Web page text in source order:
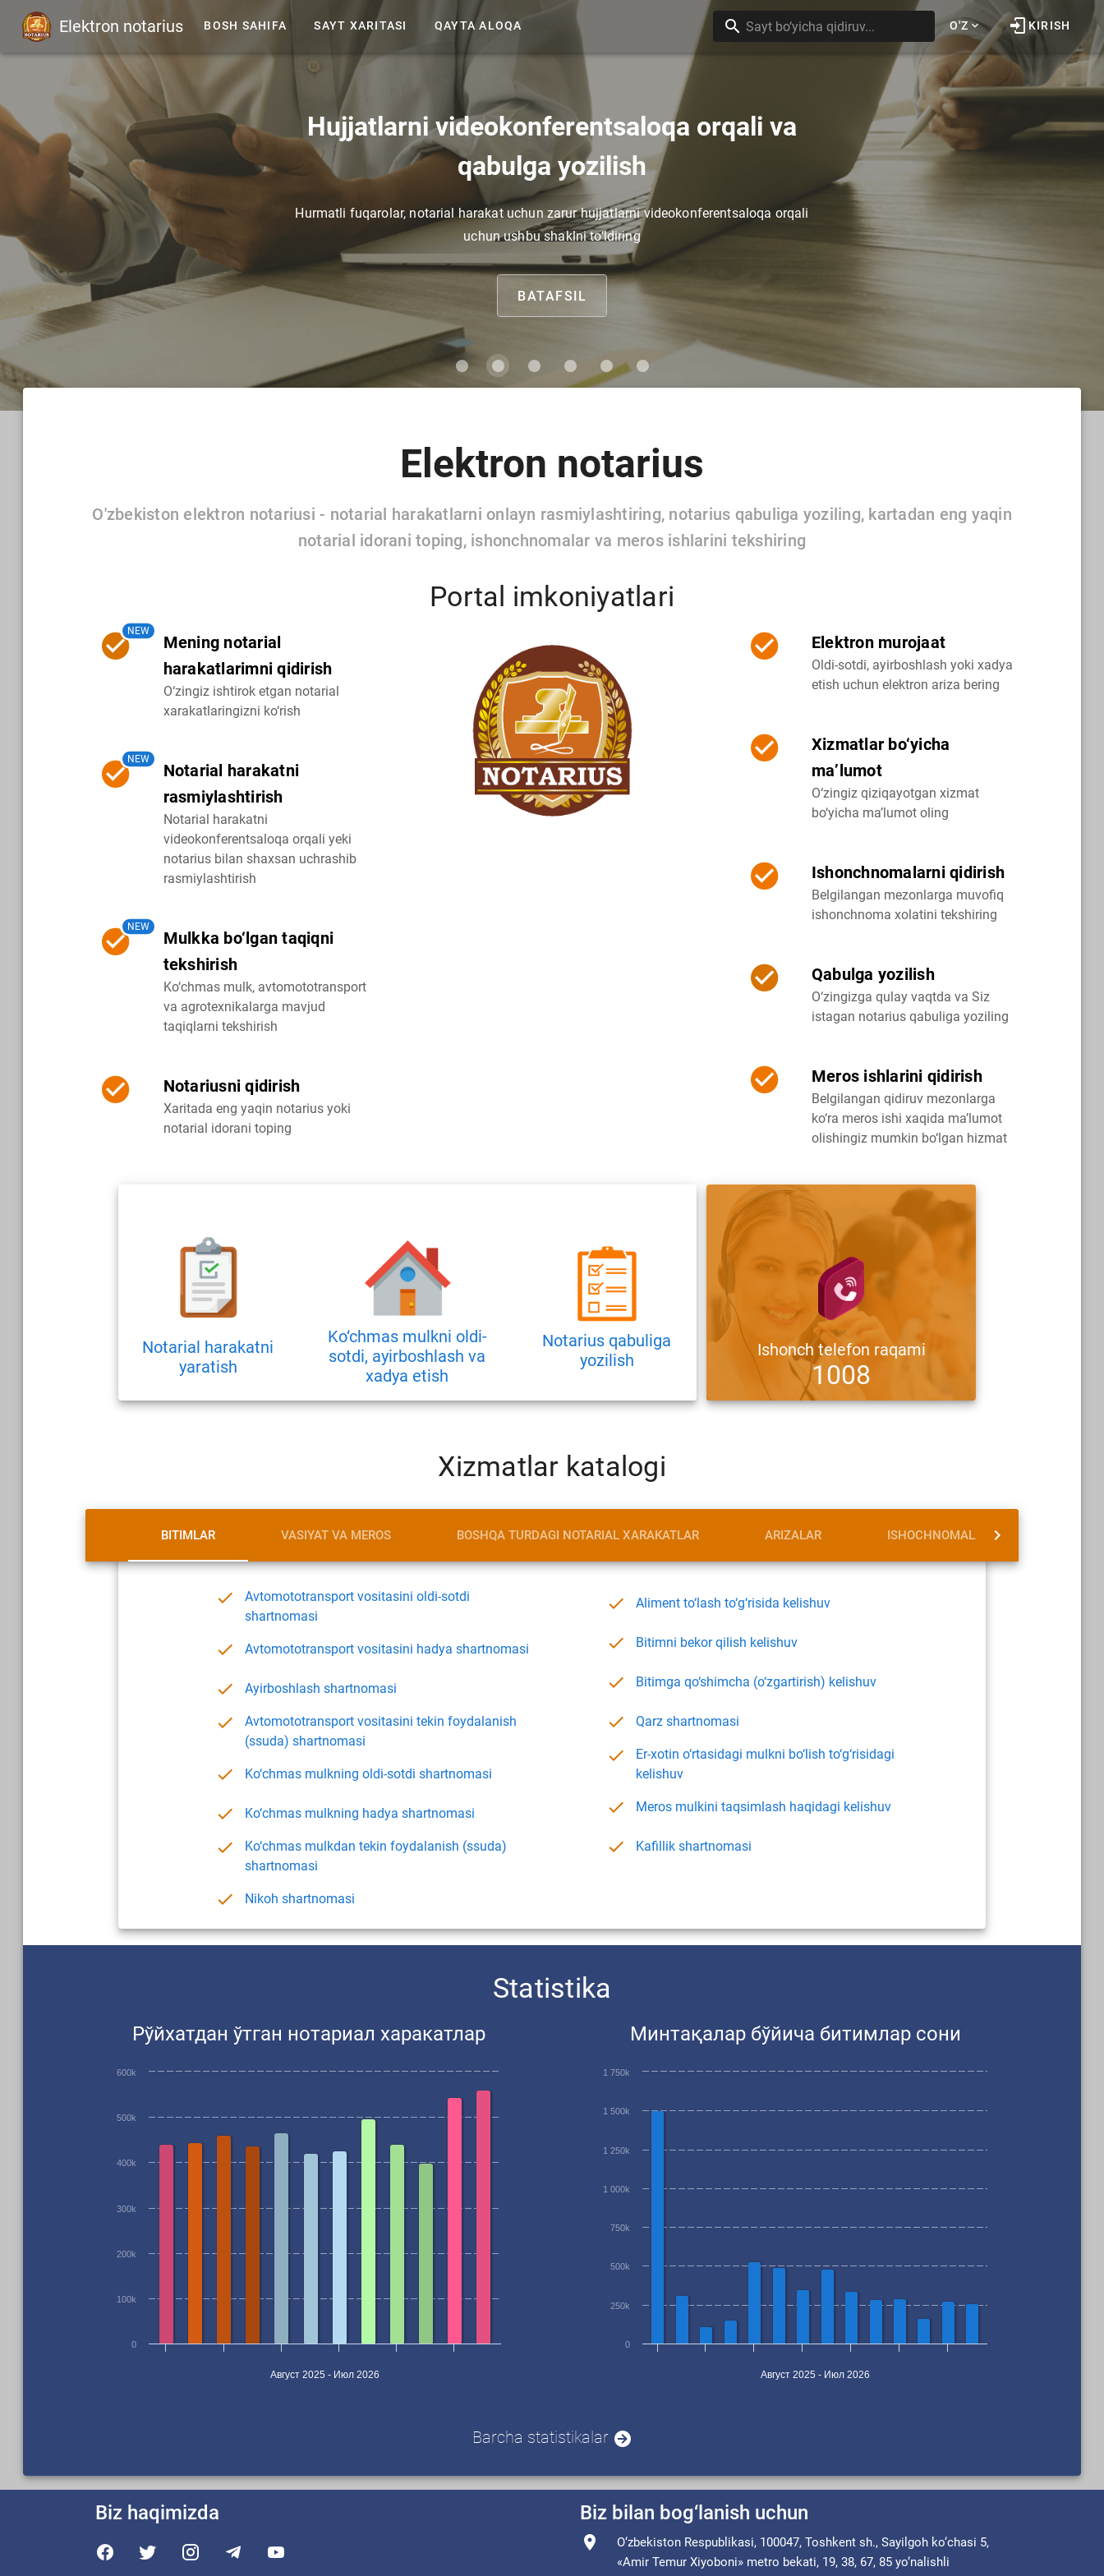
Elektron notarius BOSH SAHIFA SAYT XARITASI QAYTA ALOQA O'Z KIRISH
Hujjatlarni videokonferentsaloqa orqali va
qabulga yozilish
Hurmatli fuqarolar, notarial harakat uchun zarur hujjatlarni videokonferentsaloqa orqali
uchun ushbu shaklni to‘ldiring
BATAFSIL
Elektron notarius
O'zbekiston elektron notariusi - notarial harakatlarni onlayn rasmiylashtiring, notarius qabuliga yoziling, kartadan eng yaqin
notarial idorani toping, ishonchnomalar va meros ishlarini tekshiring
Portal imkoniyatlari
NEW
Mening notarial
harakatlarimni qidirish
O‘zingiz ishtirok etgan notarial
xarakatlaringizni ko‘rish
NEW
Notarial harakatni
rasmiylashtirish
Notarial harakatni
videokonferentsaloqa orqali yeki
notarius bilan shaxsan uchrashib
rasmiylashtirish
NEW
Mulkka bo‘lgan taqiqni
tekshirish
Ko‘chmas mulk, avtomototransport
va agrotexnikalarga mavjud
taqiqlarni tekshirish
Notariusni qidirish
Xaritada eng yaqin notarius yoki
notarial idorani toping
Elektron murojaat
Oldi-sotdi, ayirboshlash yoki xadya
etish uchun elektron ariza bering
Xizmatlar bo‘yicha
ma’lumot
O‘zingiz qiziqayotgan xizmat
bo‘yicha ma’lumot oling
Ishonchnomalarni qidirish
Belgilangan mezonlarga muvofiq
ishonchnoma xolatini tekshiring
Qabulga yozilish
O‘zingizga qulay vaqtda va Siz
istagan notarius qabuliga yoziling
Meros ishlarini qidirish
Belgilangan qidiruv mezonlarga
ko‘ra meros ishi xaqida ma’lumot
olishingiz mumkin bo‘lgan hizmat
Notarial harakatni
yaratish
Ko‘chmas mulkni oldi-
sotdi, ayirboshlash va
xadya etish
Notarius qabuliga
yozilish
Ishonch telefon raqami
1008
Xizmatlar katalogi
BITIMLAR VASIYAT VA MEROS BOSHQA TURDAGI NOTARIAL XARAKATLAR ARIZALAR ISHOCHNOMALAR
Avtomototransport vositasini oldi-sotdi
shartnomasi
Avtomototransport vositasini hadya shartnomasi
Ayirboshlash shartnomasi
Avtomototransport vositasini tekin foydalanish
(ssuda) shartnomasi
Ko‘chmas mulkning oldi-sotdi shartnomasi
Ko‘chmas mulkning hadya shartnomasi
Ko‘chmas mulkdan tekin foydalanish (ssuda)
shartnomasi
Nikoh shartnomasi
Aliment to‘lash to‘g‘risida kelishuv
Bitimni bekor qilish kelishuv
Bitimga qo‘shimcha (o‘zgartirish) kelishuv
Qarz shartnomasi
Er-xotin o‘rtasidagi mulkni bo‘lish to‘g‘risidagi
kelishuv
Meros mulkini taqsimlash haqidagi kelishuv
Kafillik shartnomasi
Statistika
Рўйхатдан ўтган нотариал харакатлар
Август 2025 - Июл 2026
0
100k
200k
300k
400k
500k
600k
Минтақалар бўйича битимлар сони
Август 2025 - Июл 2026
0
250k
500k
750k
1 000k
1 250k
1 500k
1 750k
Barcha statistikalar
Biz haqimizda Biz bilan bog‘lanish uchun
O‘zbekiston Respublikasi, 100047, Toshkent sh., Sayilgoh ko‘chasi 5,
«Amir Temur Xiyoboni» metro bekati, 19, 38, 67, 85 yo‘nalishli